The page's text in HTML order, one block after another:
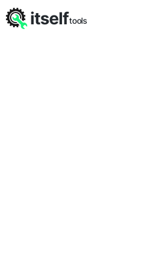
itselftools